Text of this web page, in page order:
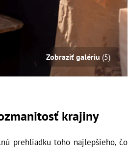
Zobraziť galériu (5)
krajiny
prehliadku toho najlepšieho, čo